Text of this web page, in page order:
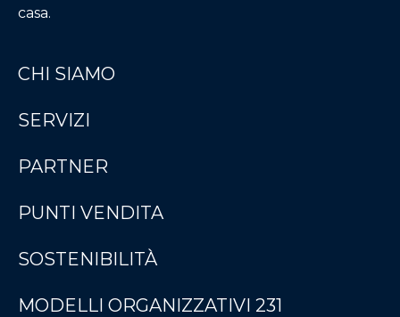
casa.
CHI SIAMO
SERVIZI
PARTNER
PUNTI VENDITA
SOSTENIBILITÀ
MODELLI ORGANIZZATIVI 231